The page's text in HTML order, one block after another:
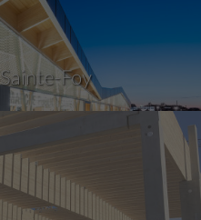
Foy